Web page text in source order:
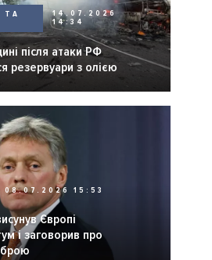
ТА
14.07.2026
14:34
після атаки РФ
резервуари з олією
08.07.2026 15:53
Європі
і заговорив про